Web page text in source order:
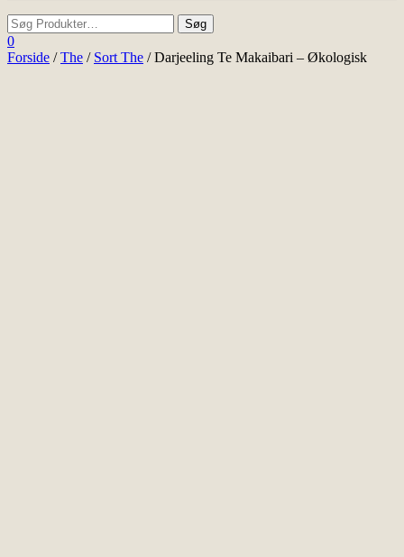
0
Forside /The / Sort The / Darjeeling Te Makaibari – Økologisk